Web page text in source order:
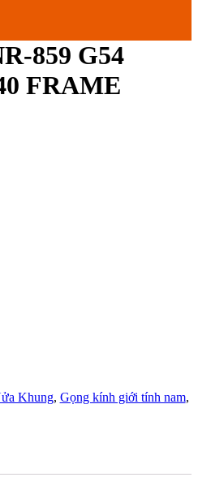
859 G54
FRAME
Khung, Gọng kính giới tính nam,